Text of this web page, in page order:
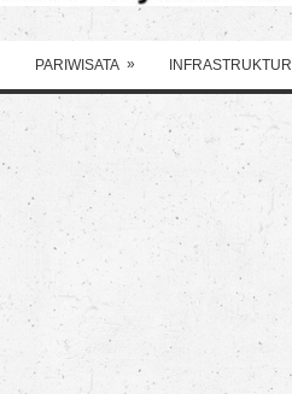
PARIWISATA » INFRASTRUKTUR